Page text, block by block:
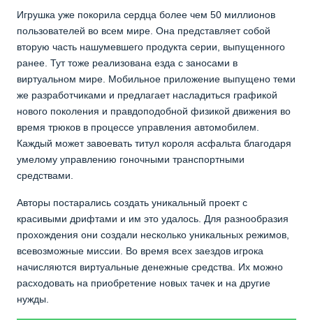
Игрушка уже покорила сердца более чем 50 миллионов
пользователей во всем мире. Она представляет собой
вторую часть нашумевшего продукта серии, выпущенного
ранее. Тут тоже реализована езда с заносами в
виртуальном мире. Мобильное приложение выпущено теми
же разработчиками и предлагает насладиться графикой
нового поколения и правдоподобной физикой движения во
время трюков в процессе управления автомобилем.
Каждый может завоевать титул короля асфальта благодаря
умелому управлению гоночными транспортными
средствами.
Авторы постарались создать уникальный проект с
красивыми дрифтами и им это удалось. Для разнообразия
прохождения они создали несколько уникальных режимов,
всевозможные миссии. Во время всех заездов игрока
начисляются виртуальные денежные средства. Их можно
расходовать на приобретение новых тачек и на другие
нужды.